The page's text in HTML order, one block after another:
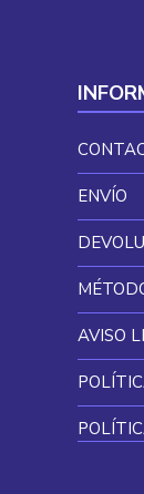
ENVÍO
AVISO